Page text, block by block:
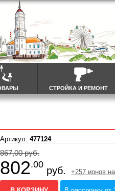
СТРОЙКА И РЕМОНТ
Артикул:477124
867,00 руб.
802.00
руб. +257 ионов